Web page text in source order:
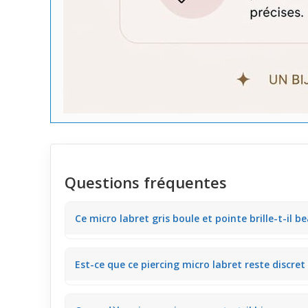
Questions fréquentes
Ce micro labret gris boule et pointe brille-t-il
au quotidien. Ce rendu discret facilite le port en
Est-ce que ce piercing micro labret reste discret